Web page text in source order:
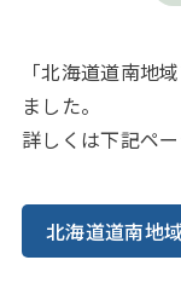
「北海道道南地
ました。
詳しくは下記ペ
北海道道南地